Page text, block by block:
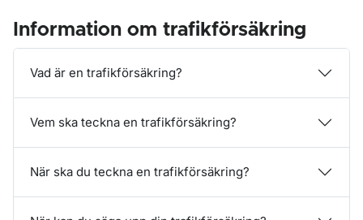
Information om trafikförsäkring
Vad är en trafikförsäkring?
Vem ska teckna en trafikförsäkring?
När ska du teckna en trafikförsäkring?